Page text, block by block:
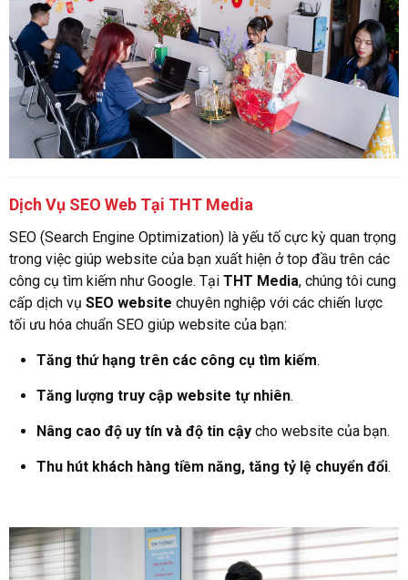
Dịch Vụ SEO Web Tại THT Media
SEO (Search Engine Optimization) là yếu tố cực kỳ quan trọng
trong việc giúp website của bạn xuất hiện ở top đầu trên các
công cụ tìm kiếm như Google. Tại THT Media, chúng tôi cung
cấp dịch vụ SEO website chuyên nghiệp với các chiến lược
tối ưu hóa chuẩn SEO giúp website của bạn:
Tăng thứ hạng trên các công cụ tìm kiếm.
Tăng lượng truy cập website tự nhiên.
Nâng cao độ uy tín và độ tin cậy cho website của bạn.
Thu hút khách hàng tiềm năng, tăng tỷ lệ chuyển đổi.